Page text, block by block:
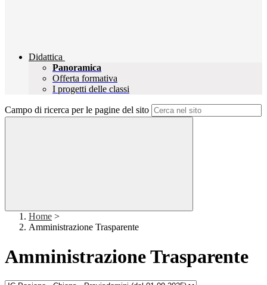
Didattica
Panoramica
Offerta formativa
I progetti delle classi
Campo di ricerca per le pagine del sito
Home >
Amministrazione Trasparente
Amministrazione Trasparente